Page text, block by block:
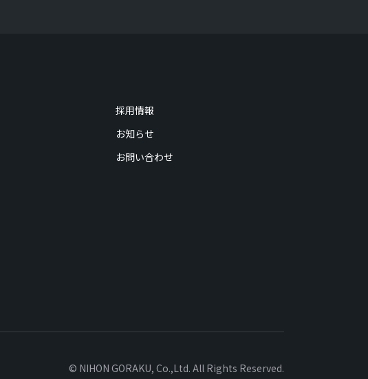
採用情報
お知らせ
お問い合わせ
© NIHON GORAKU, Co.,Ltd. All Rights Reserved.